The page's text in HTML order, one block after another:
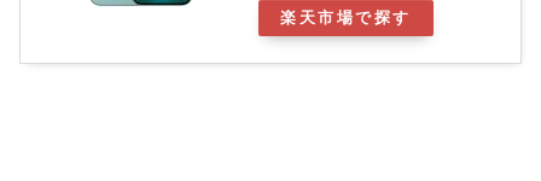
楽天市場で探す